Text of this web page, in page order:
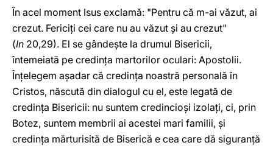
În acel moment Isus exclamă: "Pentru că m-ai văzut, ai
crezut. Fericiţi cei care nu au văzut şi au crezut"
(In 20,29). El se gândeşte la drumul Bisericii,
întemeiată pe credinţa martorilor oculari: Apostolii.
Înţelegem aşadar că credinţa noastră personală în
Cristos, născută din dialogul cu el, este legată de
credinţa Bisericii: nu suntem credincioşi izolaţi, ci, prin
Botez, suntem membrii ai acestei mari familii, şi
credinţa mărturisită de Biserică e cea care dă siguranţă